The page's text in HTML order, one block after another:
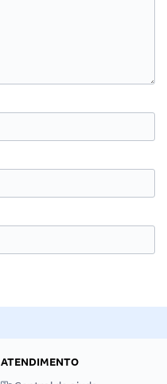
ATENDIMENTO